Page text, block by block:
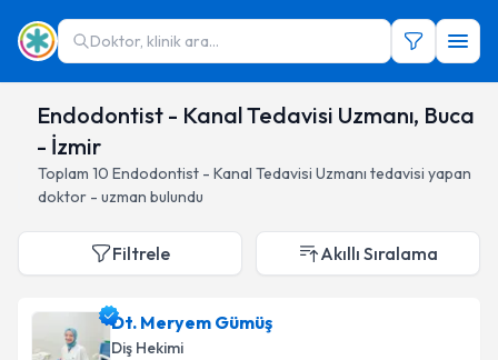
Doktor, klinik ara...
Endodontist - Kanal Tedavisi Uzmanı, Buca
- İzmir
Toplam 10 Endodontist - Kanal Tedavisi Uzmanı tedavisi yapan
doktor - uzman bulundu
Filtrele Akıllı Sıralama
Dt. Meryem Gümüş
Diş Hekimi